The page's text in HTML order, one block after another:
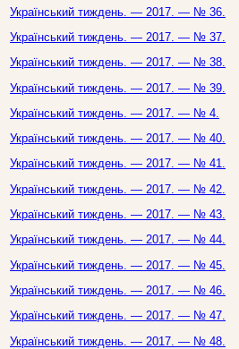
Український тиждень. — 2017. — № 36.
Український тиждень. — 2017. — № 37.
Український тиждень. — 2017. — № 38.
Український тиждень. — 2017. — № 39.
Український тиждень. — 2017. — № 4.
Український тиждень. — 2017. — № 40.
Український тиждень. — 2017. — № 41.
Український тиждень. — 2017. — № 42.
Український тиждень. — 2017. — № 43.
Український тиждень. — 2017. — № 44.
Український тиждень. — 2017. — № 45.
Український тиждень. — 2017. — № 46.
Український тиждень. — 2017. — № 47.
Український тиждень. — 2017. — № 48.